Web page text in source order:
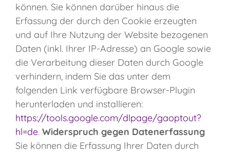
können. Sie können darüber hinaus die
Erfassung der durch den Cookie erzeugten
und auf Ihre Nutzung der Website bezogenen
Daten (inkl. Ihrer IP-Adresse) an Google sowie
die Verarbeitung dieser Daten durch Google
verhindern, indem Sie das unter dem
folgenden Link verfügbare Browser-Plugin
herunterladen und installieren:
https://tools.google.com/dlpage/gaoptout?
hl=de. Widerspruch gegen Datenerfassung
Sie können die Erfassung Ihrer Daten durch